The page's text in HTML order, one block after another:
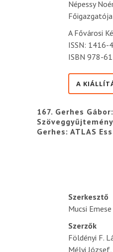
Népessy
Főigazgatója
A Fővárosi
ISSN: 1416-
ISBN 978-
A
167. Gerhes
Gerhes: ATLAS
Szerkesztő
Mucsi Emese
Szerzők
Földényi F.
Mélyi